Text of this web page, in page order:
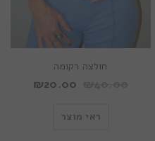
חולצה רקומה
₪20.00
ראי מוצר